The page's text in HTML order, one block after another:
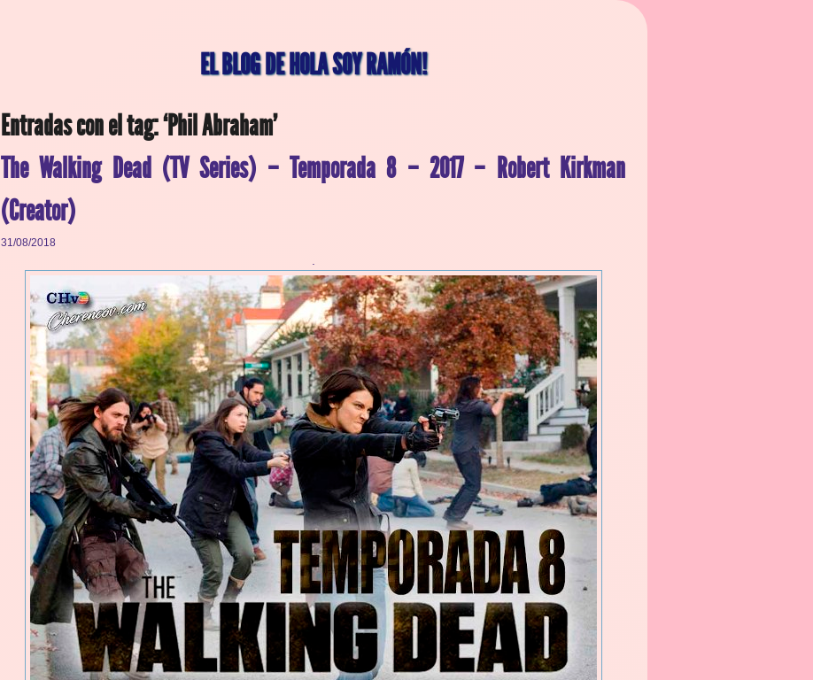
EL BLOG DE HOLA SOY RAMÓN!
Entradas con el tag: ‘Phil Abraham’
The Walking Dead (TV Series) – Temporada 8 – 2017 – Robert Kirkman
(Creator)
31/08/2018